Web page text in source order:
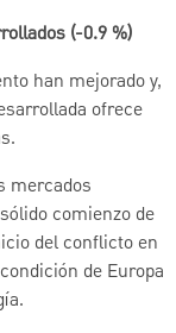
(-0.9 %)
han mejorado y,
ofrece
mercados
comienzo de
del conflicto en
de Europa